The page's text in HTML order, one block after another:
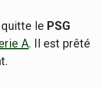
quitte le PSG
A. Il est prêté